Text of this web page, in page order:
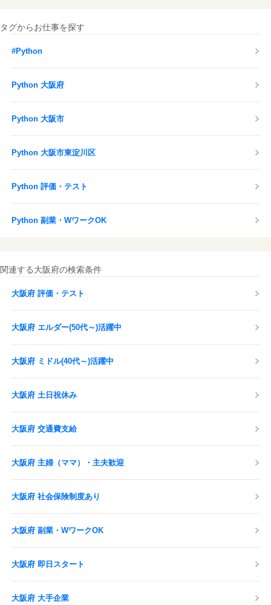
タグからお仕事を探す
#Python
Python 大阪府
Python 大阪市
Python 大阪市東淀川区
Python 評価・テスト
Python 副業・WワークOK
関連する大阪府の検索条件
大阪府 評価・テスト
大阪府 エルダー(50代～)活躍中
大阪府 ミドル(40代～)活躍中
大阪府 土日祝休み
大阪府 交通費支給
大阪府 主婦（ママ）・主夫歓迎
大阪府 社会保険制度あり
大阪府 副業・WワークOK
大阪府 即日スタート
大阪府 大手企業